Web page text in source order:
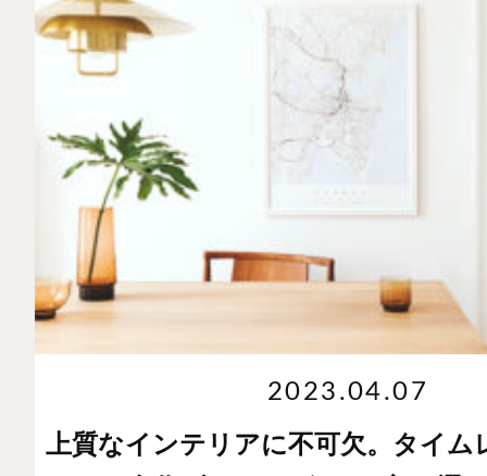
2023.04.07
上質なインテリアに不可欠。タイム